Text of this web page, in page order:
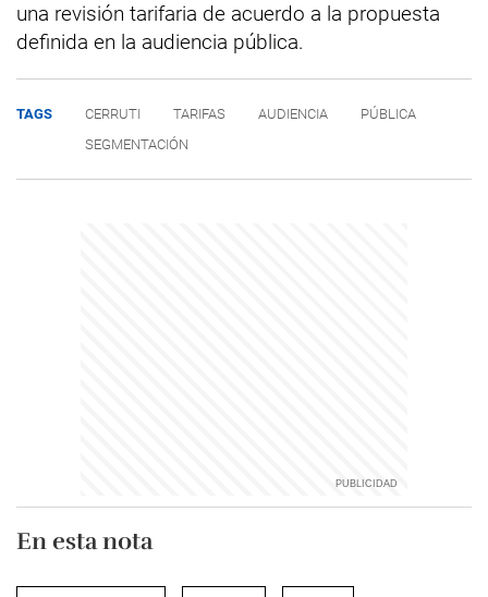
una revisión tarifaria de acuerdo a la propuesta
definida en la audiencia pública.
TAGS CERRUTI TARIFAS AUDIENCIA
PÚBLICA
SEGMENTACIÓN
En esta nota